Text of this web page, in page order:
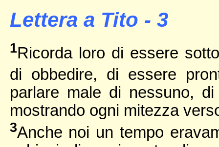
Lettera a Tito - 3
1Ricorda loro di essere
di obbedire, di essere
parlare male di nessuno,
mostrando ogni mitezza
3Anche noi un tempo